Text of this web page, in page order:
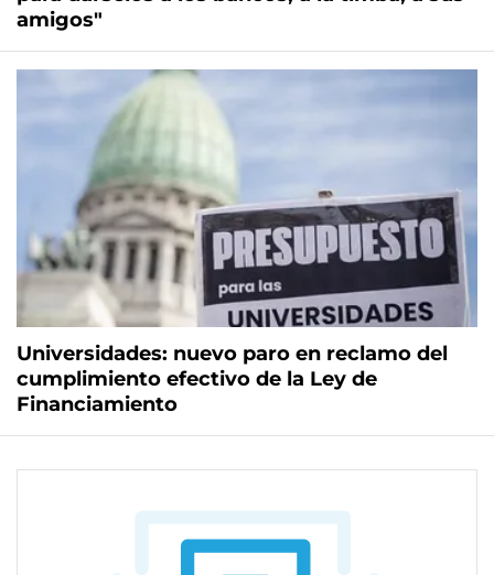
amigos"
Universidades: nuevo paro en reclamo del
cumplimiento efectivo de la Ley de
Financiamiento